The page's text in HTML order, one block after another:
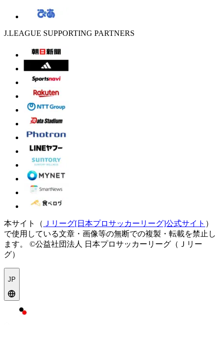
J.LEAGUE SUPPORTING PARTNERS
本サイト（ Ｊリーグ[日本プロサッカーリーグ]公式サイト ）
で使用している文章・画像等の無断での複製・転載を禁止し
ます。
©公益社団法人 日本プロサッカーリーグ（Ｊリー
グ）
JP